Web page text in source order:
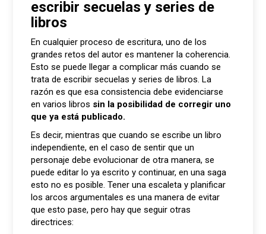
escribir secuelas y series de
libros
En cualquier proceso de escritura, uno de los
grandes retos del autor es mantener la coherencia.
Esto se puede llegar a complicar más cuando se
trata de escribir secuelas y series de libros. La
razón es que esa consistencia debe evidenciarse
en varios libros sin la posibilidad de corregir uno
que ya está publicado.
Es decir, mientras que cuando se escribe un libro
independiente, en el caso de sentir que un
personaje debe evolucionar de otra manera, se
puede editar lo ya escrito y continuar, en una saga
esto no es posible. Tener una escaleta y planificar
los arcos argumentales es una manera de evitar
que esto pase, pero hay que seguir otras
directrices: